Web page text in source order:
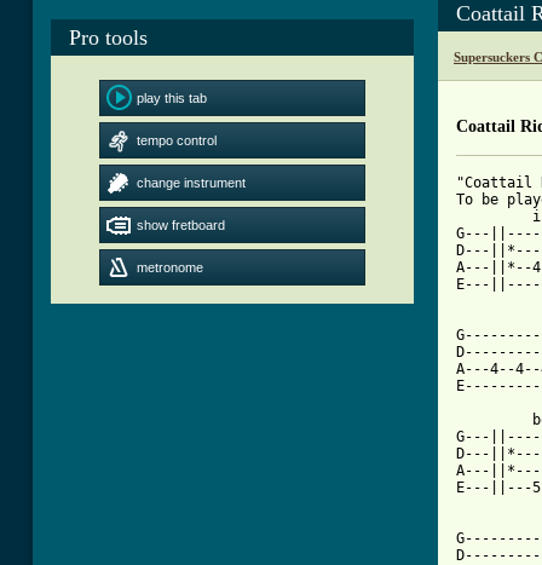
Pro tools
play this tab
tempo control
change instrument
show fretboard
metronome
Coattail
Supersuckers
Coattail
"Coattail
To be
G---
D---
A---||*--
E---
A---4--
G---
D---
A---
E---||---